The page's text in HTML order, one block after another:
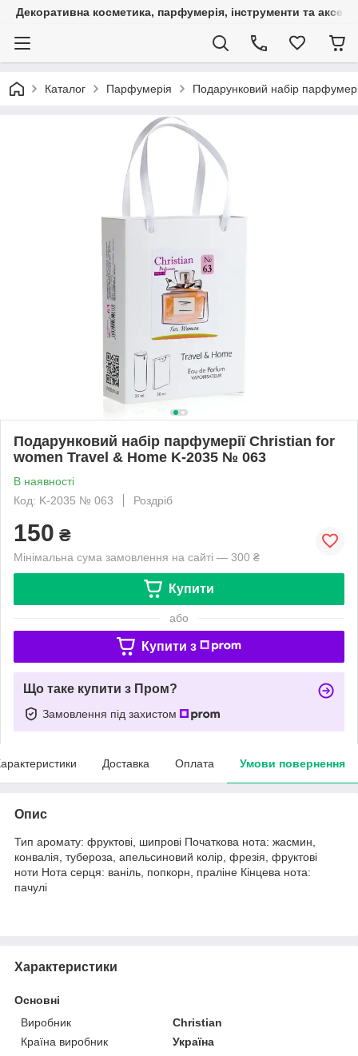
Декоративна косметика, парфумерія, інструменти та
Каталог Парфумерія Подарунковий набір
Подарунковий набір парфумерії Christian for
women Travel & Home K-2035 № 063
В наявності
Код: K-2035 № 063
Роздріб
150 ₴
Мінімальна сума замовлення на сайті — 300 ₴
Купити
або
Купити з
Що таке купити з Пром?
Замовлення під захистом
Доставка Оплата Умови повернення
Опис
Тип аромату: фруктові, шипрові Початкова нота: жасмин,
конвалія, тубероза, апельсиновий колір, фрезія, фруктові
ноти Нота серця: ваніль, попкорн, праліне Кінцева нота:
пачулі
Характеристики
Основні
Виробник
Christian
Країна виробник
Україна